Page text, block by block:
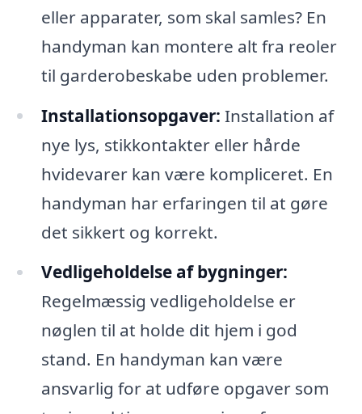
eller apparater, som skal samles? En
handyman kan montere alt fra reoler
til garderobeskabe uden problemer.
Installationsopgaver: Installation af
nye lys, stikkontakter eller hårde
hvidevarer kan være kompliceret. En
handyman har erfaringen til at gøre
det sikkert og korrekt.
Vedligeholdelse af bygninger:
Regelmæssig vedligeholdelse er
nøglen til at holde dit hjem i god
stand. En handyman kan være
ansvarlig for at udføre opgaver som